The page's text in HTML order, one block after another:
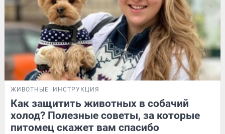
ЖИВОТНЫЕ ИНСТРУКЦИЯ
Как защитить животных в собачий
холод? Полезные советы, за которые
питомец скажет вам спасибо